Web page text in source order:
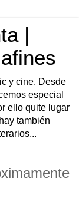
|
y cine. Desde
especial
ello quite lugar
también